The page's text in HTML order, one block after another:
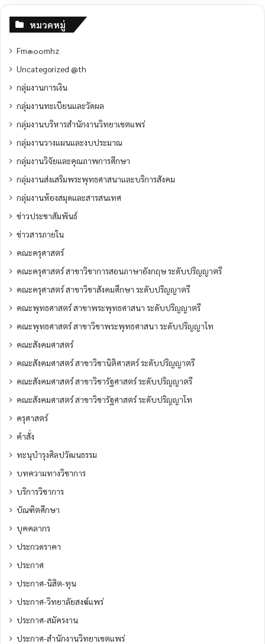
หมวดหมู่
Fm๑๐๐mhz
Uncategorized @th
กลุ่มงานการเงิน
กลุ่มงานทะเบียนและวัดผล
กลุ่มงานบริหารสำนักงานวิทยาเขตแพร่
กลุ่มงานวางแผนและงบประมาณ
กลุ่มงานวิจัยและคุณภาพการศึกษา
กลุ่มงานส่งเสริมพระพุทธศาสนาและบริการสังคม
กลุ่มงานห้องสมุดและสารสนเทศ
ข่าวประชาสัมพันธ์
ข่าวสารภายใน
คณะครุศาสตร์
คณะครุศาสตร์ สาขาวิชาการสอนภาษาอังกฤษ ระดับปริญญาตรี
คณะครุศาสตร์ สาขาวิชาสังคมศึกษา ระดับปริญญาตรี
คณะพุทธศาสตร์ สาขาพระพุทธศาสนา ระดับปริญญาตรี
คณะพุทธศาสตร์ สาขาวิชาพระพุทธศาสนา ระดับปริญญาโท
คณะสังคมศาสตร์
คณะสังคมศาสตร์ สาขาวิชานิติศาสตร์ ระดับปริญญาตรี
คณะสังคมศาสตร์ สาขาวิชารัฐศาสตร์ ระดับปริญญาตรี
คณะสังคมศาสตร์ สาขาวิชารัฐศาสตร์ ระดับปริญญาโท
ครุศาสตร์
คำสั่ง
ทะนุบำรุงศิลปวัฒนธรรม
บทความทางวิชาการ
บริการวิชาการ
บัณฑิตศึกษา
บุคคลากร
ประกวดราคา
ประกาศ
ประกาศ-นิสิต-ทุน
ประกาศ-วิทยาลัยสงฆ์แพร่
ประกาศ-สมัครงาน
ประกาศ-สำนักงานวิทยาเขตแพร่